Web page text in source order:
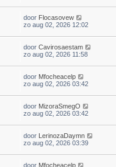
door Flocasovew
zo aug 02, 2026 12:02
door Cavirosaestam
zo aug 02, 2026 11:58
door Mfocheacelp
zo aug 02, 2026 03:42
door MizoraSmegO
zo aug 02, 2026 03:42
door LerinozaDaymn
zo aug 02, 2026 03:39
door Mfocheacelp